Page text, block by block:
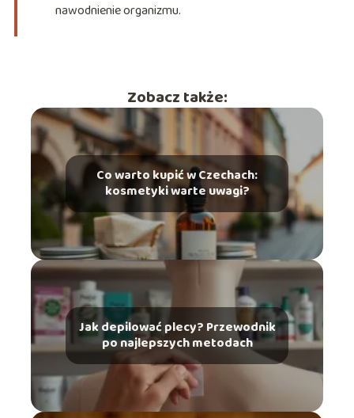
nawodnienie organizmu.
Zobacz także:
Co warto kupić w Czechach:
kosmetyki warte uwagi?
Jak depilować plecy? Przewodnik
po najlepszych metodach